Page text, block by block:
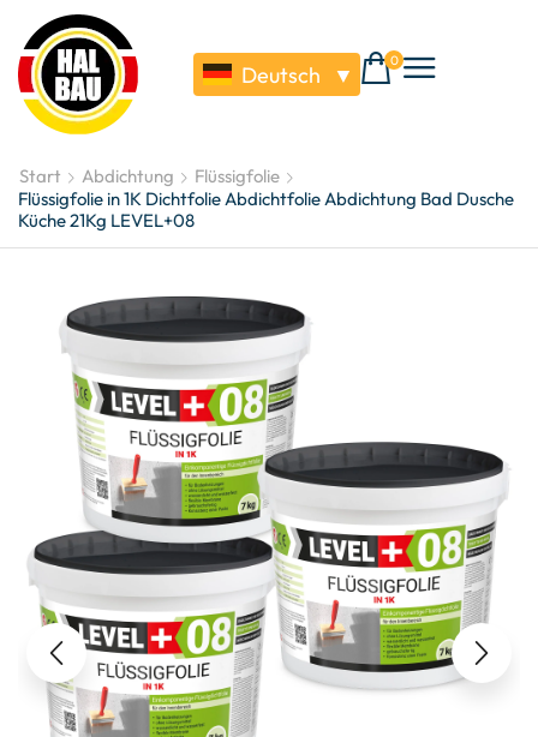
Deutsch ▼
0
Start Abdichtung
Flüssigfolie
Flüssigfolie in 1K Dichtfolie Abdichtfolie Abdichtung Bad Dusche
Küche 21Kg LEVEL+08